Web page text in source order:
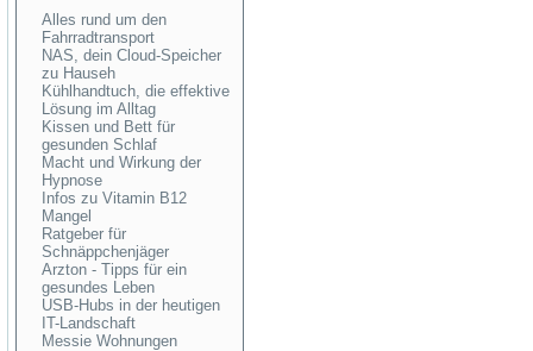
Alles rund um den
Fahrradtransport
NAS, dein Cloud-Speicher
zu Hauseh
Kühlhandtuch, die effektive
Lösung im Alltag
Kissen und Bett für
gesunden Schlaf
Macht und Wirkung der
Hypnose
Infos zu Vitamin B12
Mangel
Ratgeber für
Schnäppchenjäger
Arzton - Tipps für ein
gesundes Leben
USB-Hubs in der heutigen
IT-Landschaft
Messie Wohnungen